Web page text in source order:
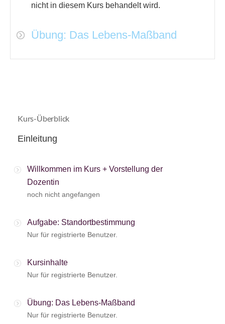
nicht in diesem Kurs behandelt wird.
Übung: Das Lebens-Maßband
Kurs-Überblick
Einleitung
Willkommen im Kurs + Vorstellung der
Dozentin
noch nicht angefangen
Aufgabe: Standortbestimmung
Nur für registrierte Benutzer.
Kursinhalte
Nur für registrierte Benutzer.
Übung: Das Lebens-Maßband
Nur für registrierte Benutzer.